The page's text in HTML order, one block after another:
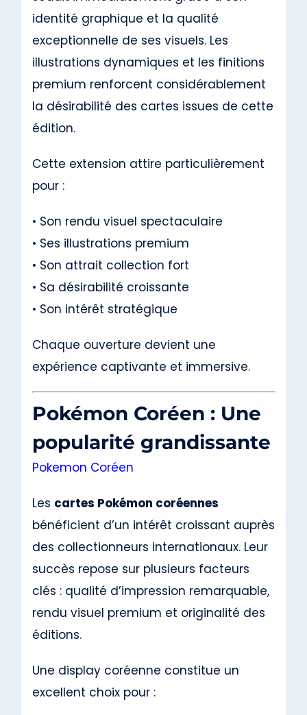
identité graphique et la qualité
exceptionnelle de ses visuels. Les
illustrations dynamiques et les finitions
premium renforcent considérablement
la désirabilité des cartes issues de cette
édition.
Cette extension attire particulièrement
pour :
• Son rendu visuel spectaculaire
• Ses illustrations premium
• Son attrait collection fort
• Sa désirabilité croissante
• Son intérêt stratégique
Chaque ouverture devient une
expérience captivante et immersive.
Pokémon Coréen : Une
popularité grandissante
Pokemon Coréen
Les cartes Pokémon coréennes
bénéficient d’un intérêt croissant auprès
des collectionneurs internationaux. Leur
succès repose sur plusieurs facteurs
clés : qualité d’impression remarquable,
rendu visuel premium et originalité des
éditions.
Une display coréenne constitue un
excellent choix pour :